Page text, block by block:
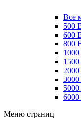
Все
500
600
800
Меню страниц